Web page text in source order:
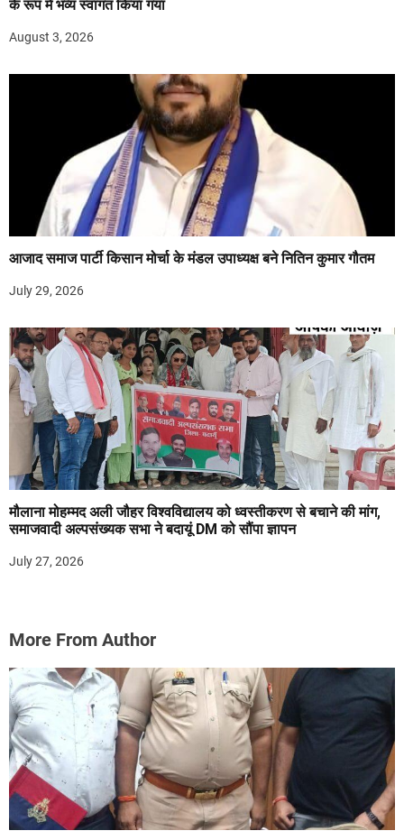
के रूप में भव्य स्वागत किया गया
August 3, 2026
आजाद समाज पार्टी किसान मोर्चा के मंडल उपाध्यक्ष बने नितिन कुमार गौतम
July 29, 2026
मौलाना मोहम्मद अली जौहर विश्वविद्यालय को ध्वस्तीकरण से बचाने की मांग,
समाजवादी अल्पसंख्यक सभा ने बदायूं DM को सौंपा ज्ञापन
July 27, 2026
More From Author